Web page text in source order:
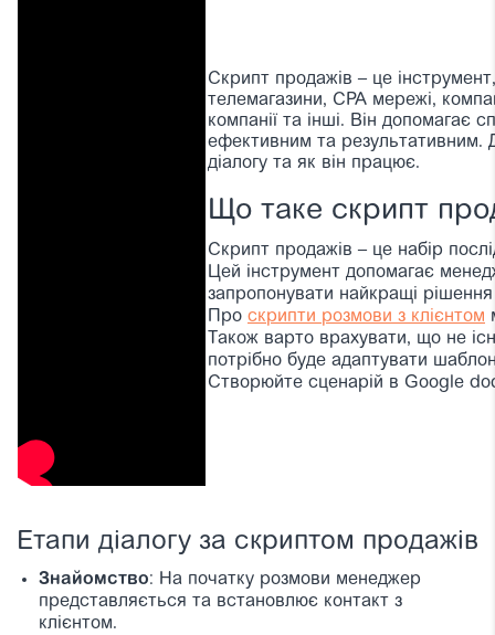
Скрипт продажів – це
телемагазини, CPA мережі,
компанії та інші. Він допомагає
ефективним та результативним.
діалогу та як він працює.
Що таке скрипт
Скрипт продажів – це набір
Цей інструмент допомагає
запропонувати найкращі
Про скрипти розмови з клієнтом
Також варто врахувати, що не
потрібно буде адаптувати
Створюйте сценарій в Google
Етапи діалогу за скриптом продажів
Знайомство: На початку розмови менеджер
представляється та встановлює контакт з
клієнтом.